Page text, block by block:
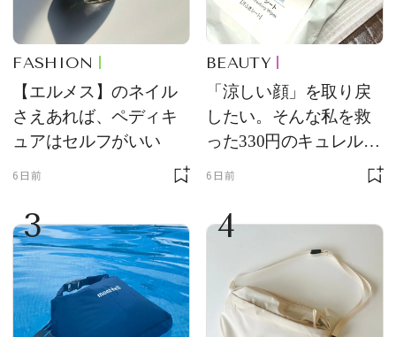
FASHION
【エルメス】のネイル
さえあれば、ペディキ
ュアはセルフがいい
6日前
BEAUTY
「涼しい顔」を取り戻
したい。そんな私を救
った330円のキュレル名
6日前
3 4